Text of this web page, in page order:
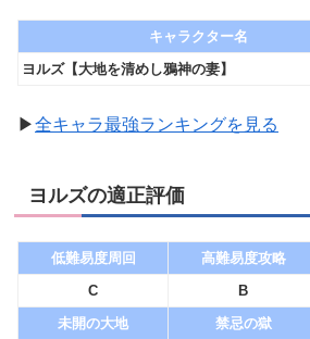
キャラクター名
ヨルズ【大地を清めし鴉神の妻】
▶︎全キャラ最強ランキングを見る
ヨルズの適正評価
低難易度周回 高難易度攻略
C
B
未開の大地
禁忌の獄